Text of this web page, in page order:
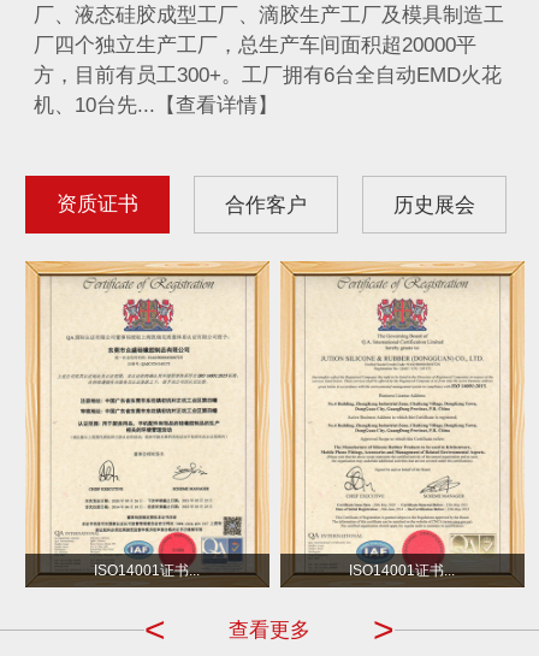
厂、液态硅胶成型工厂、滴胶生产工厂及模具制造工
厂四个独立生产工厂，总生产车间面积超20000平
方，目前有员工300+。工厂拥有6台全自动EMD火花
机、10台先...【查看详情】
资质证书 合作客户 历史展会
ISO14001证书... ISO14001证书...
>
查看更多
<
沃尔玛 小不点 DOT